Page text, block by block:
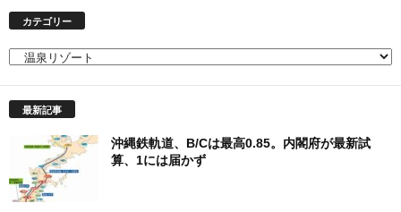
カテゴリー
リ
最新記事
沖縄鉄軌道、B/Cは最高0.85。内閣府が最新試
算、1には届かず